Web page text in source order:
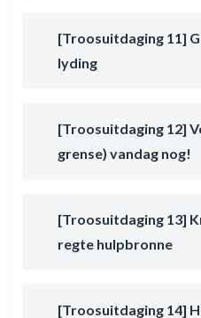
[Troosuitdaging 11]
lyding
[Troosuitdaging 12]
grense) vandag nog!
[Troosuitdaging 13]
regte hulpbronne
[Troosuitdaging 14]